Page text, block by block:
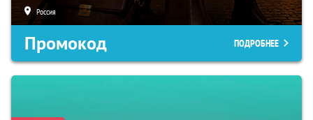
Россия
Промокод ПОДРОБНЕЕ